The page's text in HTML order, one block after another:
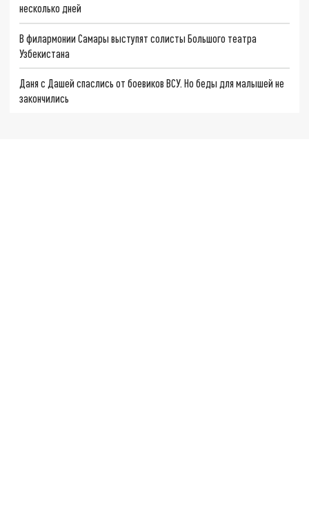
несколько дней
В филармонии Самары выступят солисты Большого театра
Узбекистана
Даня с Дашей спаслись от боевиков ВСУ. Но беды для малышей не
закончились